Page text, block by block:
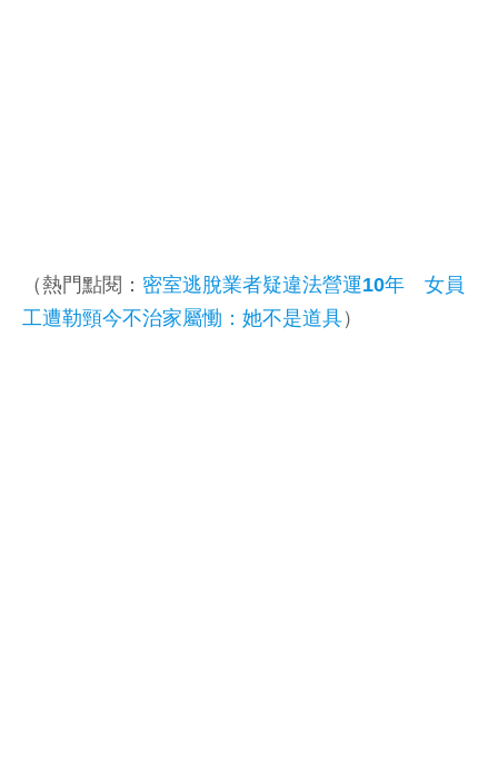
（熱門點閱： 密室逃脫業者疑違法營運10年 女員
工遭勒頸今不治家屬慟：她不是道具）